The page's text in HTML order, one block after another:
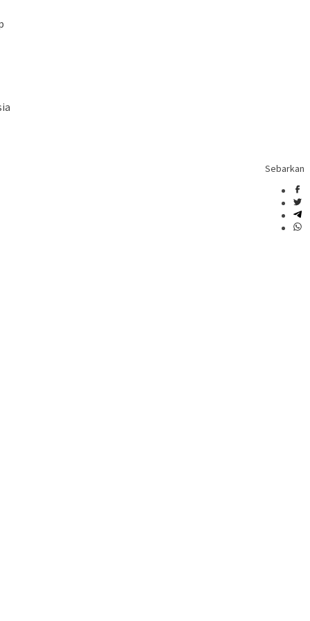
Sebarkan